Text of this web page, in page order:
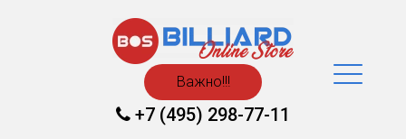
Важно!!!
+7 (495) 298-77-11